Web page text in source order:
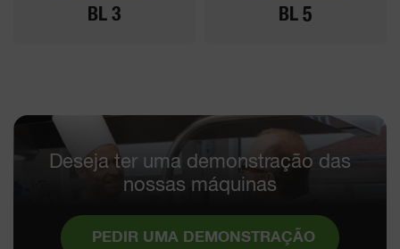
BL 3 BL 5
Deseja ter uma demonstração das
nossas máquinas
PEDIR UMA DEMONSTRAÇÃO